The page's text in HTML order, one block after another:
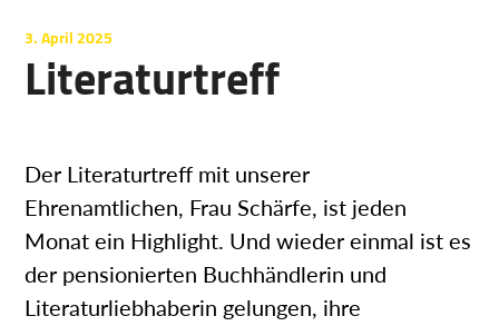
Literaturtreff
3. April 2025
Der Literaturtreff mit unserer
Ehrenamtlichen, Frau Schärfe, ist jeden
Monat ein Highlight. Und wieder einmal ist es
der pensionierten Buchhändlerin und
Literaturliebhaberin gelungen, ihre